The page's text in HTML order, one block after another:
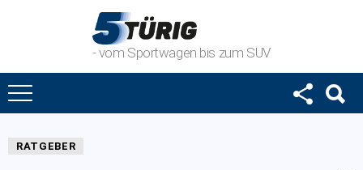
- vom Sportwagen bis zum SUV
RATGEBER